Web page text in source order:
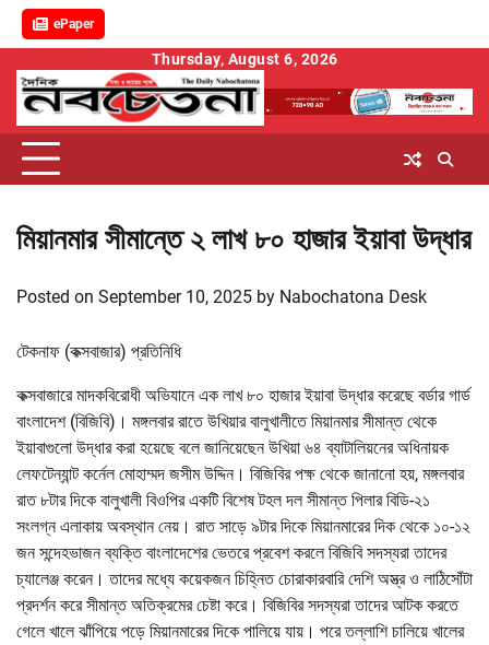
ePaper
content
Thursday, August 6, 2026
মিয়ানমার সীমান্তে ২ লাখ ৮০ হাজার ইয়াবা উদ্ধার
Posted on September 10, 2025 by Nabochatona Desk
টেকনাফ (কক্সবাজার) প্রতিনিধি
কক্সবাজারে মাদকবিরোধী অভিযানে এক লাখ ৮০ হাজার ইয়াবা উদ্ধার করেছে বর্ডার গার্ড
বাংলাদেশ (বিজিবি)। মঙ্গলবার রাতে উখিয়ার বালুখালীতে মিয়ানমার সীমান্ত থেকে
ইয়াবাগুলো উদ্ধার করা হয়েছে বলে জানিয়েছেন উখিয়া ৬৪ ব্যাটালিয়নের অধিনায়ক
লেফটেন্যান্ট কর্নেল মোহাম্মদ জসীম উদ্দিন। বিজিবির পক্ষ থেকে জানানো হয়, মঙ্গলবার
রাত ৮টার দিকে বালুখালী বিওপির একটি বিশেষ টহল দল সীমান্ত পিলার বিডি-২১
সংলগ্ন এলাকায় অবস্থান নেয়। রাত সাড়ে ৯টার দিকে মিয়ানমারের দিক থেকে ১০-১২
জন সন্দেহভাজন ব্যক্তি বাংলাদেশের ভেতরে প্রবেশ করলে বিজিবি সদস্যরা তাদের
চ্যালেঞ্জ করেন। তাদের মধ্যে কয়েকজন চিহ্নিত চোরাকারবারি দেশি অস্ত্র ও লাঠিসোঁটা
প্রদর্শন করে সীমান্ত অতিক্রমের চেষ্টা করে। বিজিবির সদস্যরা তাদের আটক করতে
গেলে খালে ঝাঁপিয়ে পড়ে মিয়ানমারের দিকে পালিয়ে যায়। পরে তল্লাশি চালিয়ে খালের